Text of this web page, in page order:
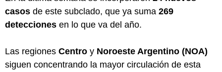
casos de este subclado, que ya suma 269
detecciones en lo que va del año.
Las regiones Centro y Noroeste Argentino (NOA)
siguen concentrando la mayor circulación de esta